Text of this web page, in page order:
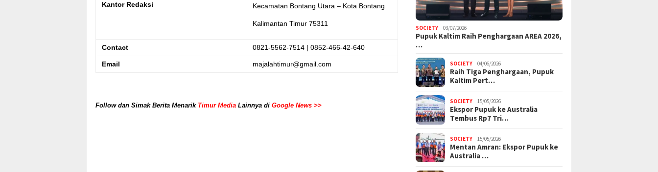
Kantor Redaksi Kecamatan Bontang Utara – Kota Bontang
Kalimantan Timur 75311
Contact 0821-5562-7514 | 0852-466-42-640
Email majalahtimur@gmail.com
Follow dan Simak Berita Menarik Timur Media Lainnya di Google News >>
SOCIETY 03/07/2026
Pupuk Kaltim Raih Penghargaan AREA 2026,
…
SOCIETY 04/06/2026
Raih Tiga Penghargaan, Pupuk
Kaltim Pert…
SOCIETY 15/05/2026
Ekspor Pupuk ke Australia
Tembus Rp7 Tri…
SOCIETY 15/05/2026
Mentan Amran: Ekspor Pupuk ke
Australia …